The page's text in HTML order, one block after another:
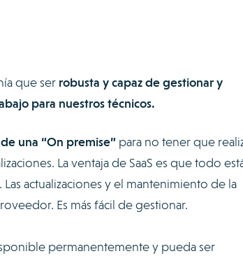
que ser robusta y capaz de gestionar y
para nuestros técnicos.
una “On premise” para no tener que
La ventaja de SaaS es que todo
actualizaciones y el mantenimiento de la
Es más fácil de gestionar.
permanentemente y pueda ser